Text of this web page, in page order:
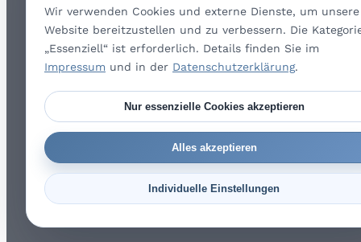
Wir verwenden Cookies und externe Dienste, um unsere
Website bereitzustellen und zu verbessern. Die
„Essenziell“ ist erforderlich. Details finden Sie im
Impressum und in der Datenschutzerklärung.
Nur essenzielle Cookies akzeptieren
Alles akzeptieren
Individuelle Einstellungen